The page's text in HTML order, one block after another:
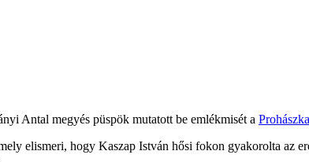
Antal megyés püspök mutatott be emlékmisét a
elismeri, hogy Kaszap István hősi fokon gyakorolta az